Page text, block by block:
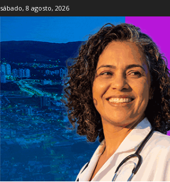
sábado, 8 agosto, 2026